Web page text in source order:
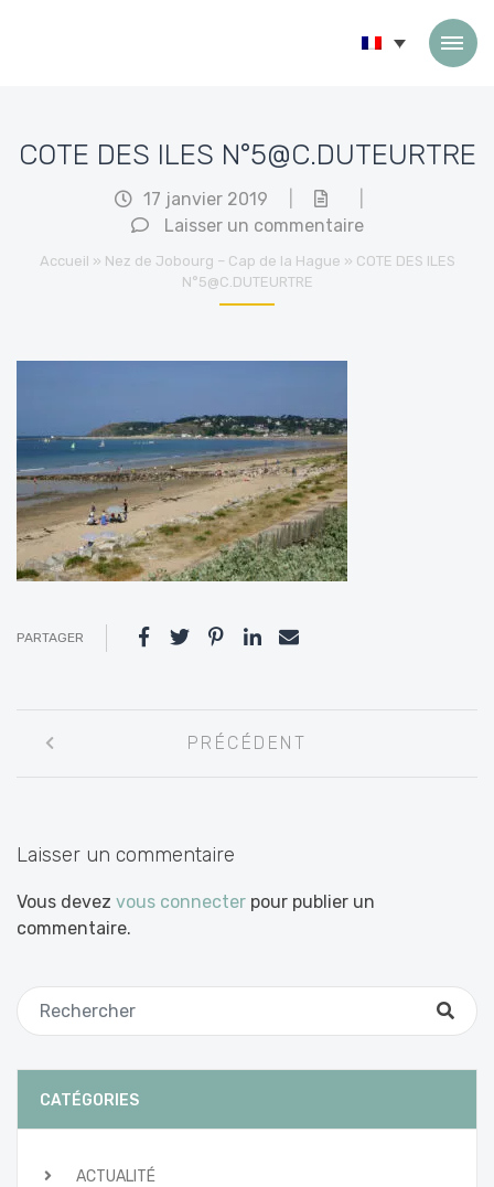
COTE DES ILES N°5@C.DUTEURTRE
17 janvier 2019
Laisser un commentaire
Accueil » Nez de Jobourg – Cap de la Hague » COTE DES ILES
N°5@C.DUTEURTRE
PARTAGER
entre
PRÉCÉDENT
Laisser un commentaire
Vous devez vous connecter pour publier un
commentaire.
CATÉGORIES
ACTUALITÉ